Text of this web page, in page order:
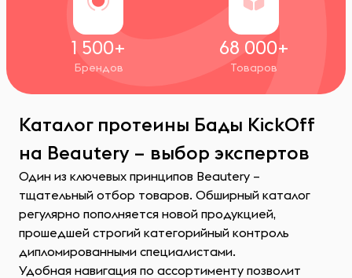
1 500+
Брендов
68 000+
Товаров
Каталог протеины Бады KickOff
на Beautery – выбор экспертов
Один из ключевых принципов Beautery –
тщательный отбор товаров. Обширный каталог
регулярно пополняется новой продукцией,
прошедшей строгий категорийный контроль
дипломированными специалистами.
Удобная навигация по ассортименту позволит